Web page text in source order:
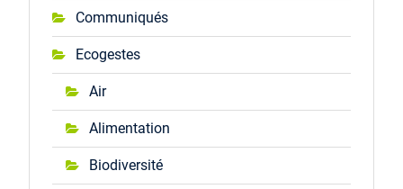
Communiqués
Ecogestes
Air
Alimentation
Biodiversité